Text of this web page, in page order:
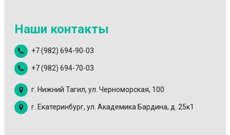
Наши контакты
+7 (982) 694-90-03
+7 (982) 694-70-03
г. Нижний Тагил, ул. Черноморская, 100
г. Екатеринбург, ул. Академика Бардина, д. 25к1